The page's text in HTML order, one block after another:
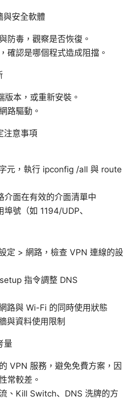
與安全軟體
防毒，觀察是否恢復。
確認是哪個程式造成阻擋。
版本，或重新安裝。
路驅動。
注意事項
元，執行 ipconfig /all 與 route
介面在有效的介面清單中
號（如 1194/UDP、
定 > 網路，檢查 VPN 連線的設
指令調整 DNS
路與 Wi-Fi 的同時使用狀態
與資料使用限制
量
VPN 服務，避免免費方案，因
常較差。
、Kill Switch、DNS 洗牌的方